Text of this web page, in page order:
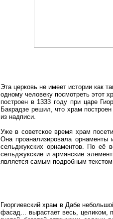
Эта церковь не имеет истории как
одному человеку посмотреть этот
построен в 1333 году при царе
Бакрадзе решил, что храм
из надписи.
Уже в советское время храм
Она проанализировала
сельджукских орнаментов. По её
сельджукские и армянские
является самым подробным
Гиоргиевский храм в Дабе
фасад... вырастает весь, целиком,